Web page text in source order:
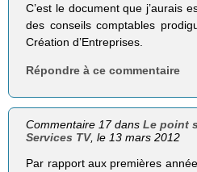
C’est le document que j’aurais
des conseils comptables
Création d’Entreprises.
Répondre à ce commentaire
Commentaire 17 dansLe point
Services TV, le 13 mars 2012
Par rapport aux premières